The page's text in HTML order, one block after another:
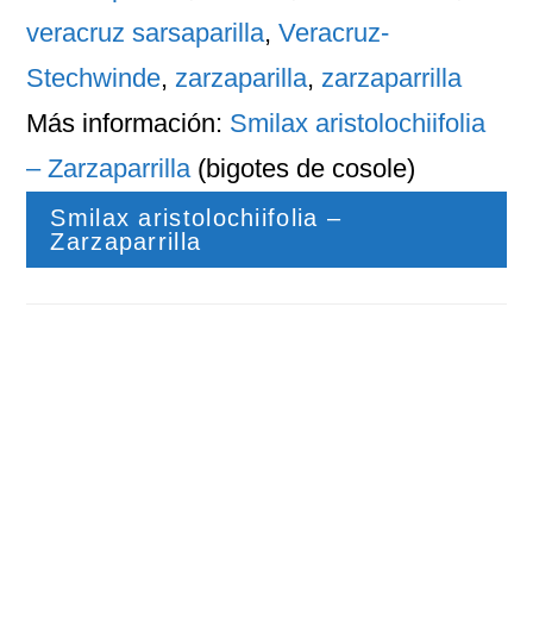
veracruz sarsaparilla,Veracruz-
Stechwinde,zarzaparilla,zarzaparrilla
Más información: Smilax aristolochiifolia
– Zarzaparrilla(bigotes de cosole)
Smilax aristolochiifolia –
Zarzaparrilla